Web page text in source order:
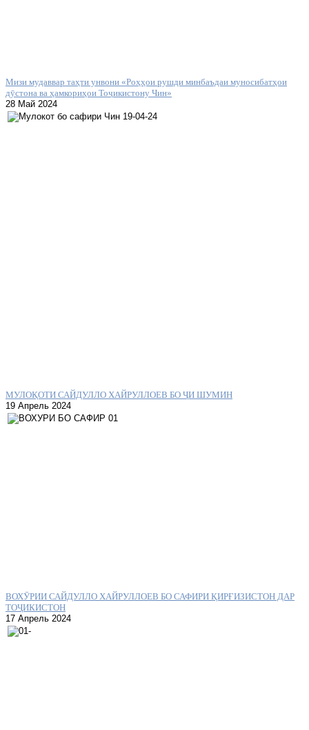
Мизи мудаввар таҳти унвони «Роҳҳои рушди минбаъдаи муносибатҳои
дӯстона ва ҳамкориҳои Тоҷикистону Чин»
28 Май 2024
МУЛОҚОТИ САЙДУЛЛО ХАЙРУЛЛОЕВ БО ҶИ ШУМИН
19 Апрель 2024
ВОХӮРИИ САЙДУЛЛО ХАЙРУЛЛОЕВ БО САФИРИ ҚИРҒИЗИСТОН ДАР
ТОҶИКИСТОН
17 Апрель 2024